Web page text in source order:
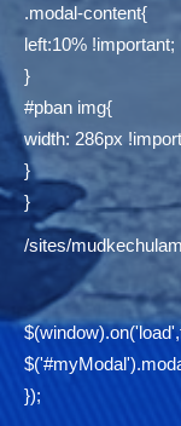
.modal-content{
left:10% !important;
}
#pban img{
width: 286px
}
}
/sites/
});